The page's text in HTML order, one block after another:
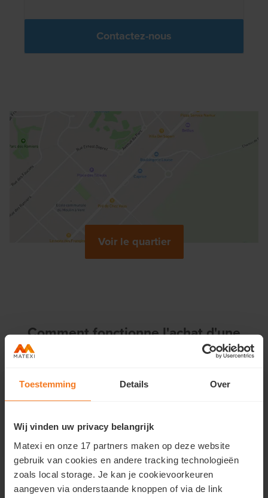
Toestemming Details Over
Wij vinden uw privacy belangrijk
Matexi en onze 17 partners maken op deze website
gebruik van cookies en andere tracking technologieën
zoals local storage. Je kan je cookievoorkeuren
aangeven via onderstaande knoppen of via de link
Contactez-nous
Voir le quartier
Comment fonctionne l'achat d'une
propriété avec Matexi ?
Nous allons nous rencontrer
vous souhaitez visiter la maison témoin ? Contactez
Nous apprenons à mieux nous connaître